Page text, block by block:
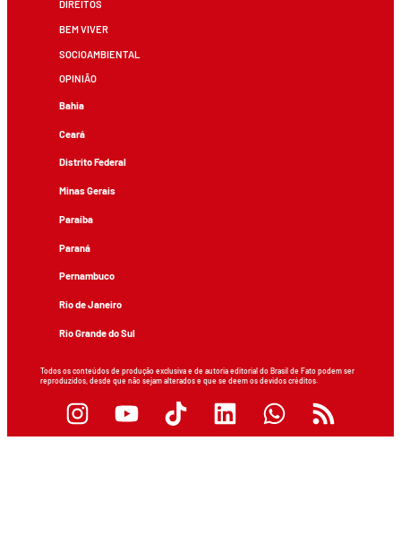
DIREITOS
BEM VIVER
SOCIOAMBIENTAL
OPINIÃO
Bahia
Ceará
Distrito Federal
Minas Gerais
Paraíba
Paraná
Pernambuco
Rio de Janeiro
Rio Grande do Sul
Todos os conteúdos de produção exclusiva e de autoria editorial do Brasil de Fato podem ser
reproduzidos, desde que não sejam alterados e que se deem os devidos créditos.